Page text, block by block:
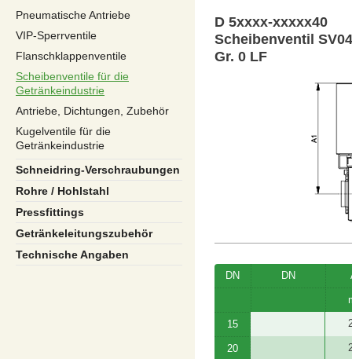
Pneumatische Antriebe
VIP-Sperrventile
Flanschklappenventile
Scheibenventile für die
Getränkeindustrie
Antriebe, Dichtungen, Zubehör
Kugelventile für die
Getränkeindustrie
Schneidring-Verschraubungen
Rohre / Hohlstahl
Pressfittings
Getränkeleitungszubehör
Technische Angaben
D 5xxxx-xxxxx40
Scheibenventil
Gr. 0 LF
DN DN
15
20